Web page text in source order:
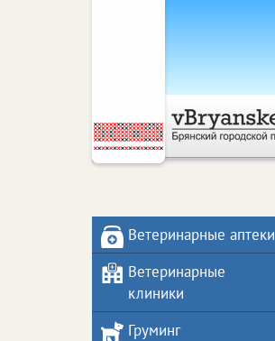
Ветеринарные аптеки
Ветеринарные
клиники
Груминг